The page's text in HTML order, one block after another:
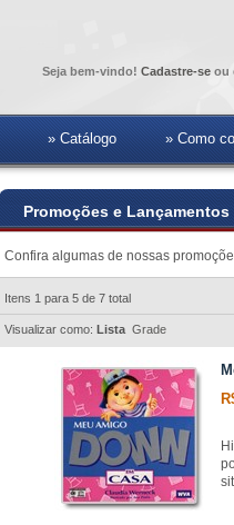
Seja bem-vindo! Cadastre-se ou
» Catálogo » Como
Promoções e Lançamentos
Confira algumas de nossas
Itens 1 para 5 de 7 total
Visualizar como: Lista Grade